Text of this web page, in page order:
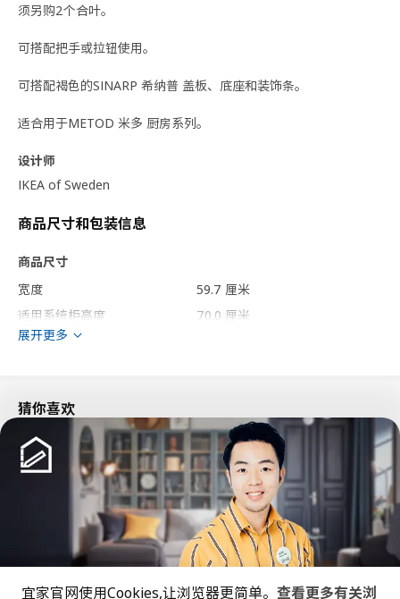
须另购2个合叶。
可搭配把手或拉钮使用。
可搭配褐色的SINARP 希纳普 盖板、底座和装饰条。
适合用于METOD 米多 厨房系列。
设计师
IKEA of Sweden
商品尺寸和包装信息
商品尺寸
宽度
59.7 厘米
适用系统柜高度
70.0 厘米
适用系统柜宽度
包装数量
1
2 厘米
80 厘米
5.25 公斤
11.8 公升
重量
5.76 公斤
展开更多
猜你喜欢
宜家官网使用Cookies,让浏览器更简单。 查看更多有关浏